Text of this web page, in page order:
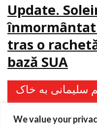
We value your
Update.
tras o
bază SUA
سلیمانی به خاک